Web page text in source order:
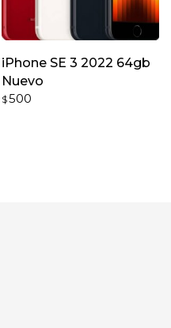
iPhone SE 3 2022 64gb
Nuevo
$500